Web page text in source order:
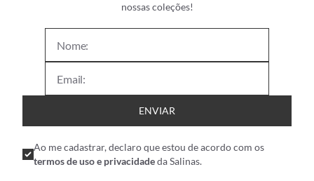
nossas coleções!
ENVIAR
Ao me cadastrar, declaro que estou de acordo com os
termos de uso e privacidadeda Salinas.